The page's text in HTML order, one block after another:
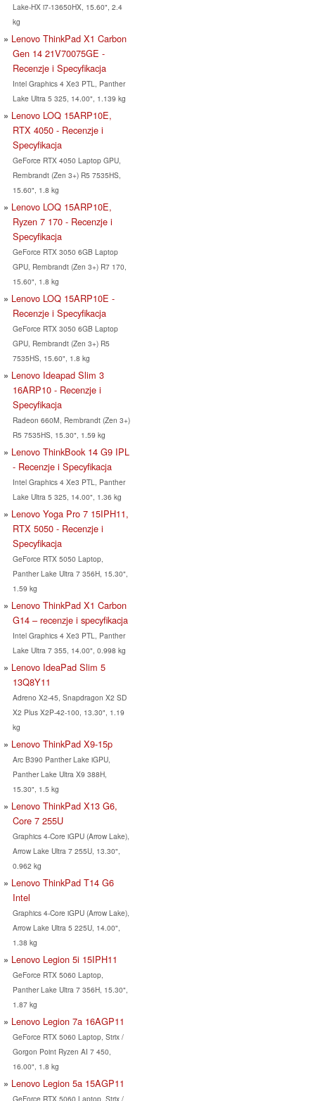
Lake-HX i7-13650HX, 15.60", 2.4
kg
Lenovo ThinkPad X1 Carbon
Gen 14 21V70075GE -
Recenzje i Specyfikacja
Intel Graphics 4 Xe3 PTL, Panther
Lake Ultra 5 325, 14.00", 1.139 kg
Lenovo LOQ 15ARP10E,
RTX 4050 - Recenzje i
Specyfikacja
GeForce RTX 4050 Laptop GPU,
Rembrandt (Zen 3+) R5 7535HS,
15.60", 1.8 kg
Lenovo LOQ 15ARP10E,
Ryzen 7 170 - Recenzje i
Specyfikacja
GeForce RTX 3050 6GB Laptop
GPU, Rembrandt (Zen 3+) R7 170,
15.60", 1.8 kg
Lenovo LOQ 15ARP10E -
Recenzje i Specyfikacja
GeForce RTX 3050 6GB Laptop
GPU, Rembrandt (Zen 3+) R5
7535HS, 15.60", 1.8 kg
Lenovo Ideapad Slim 3
16ARP10 - Recenzje i
Specyfikacja
Radeon 660M, Rembrandt (Zen 3+)
R5 7535HS, 15.30", 1.59 kg
Lenovo ThinkBook 14 G9 IPL
- Recenzje i Specyfikacja
Intel Graphics 4 Xe3 PTL, Panther
Lake Ultra 5 325, 14.00", 1.36 kg
Lenovo Yoga Pro 7 15IPH11,
RTX 5050 - Recenzje i
Specyfikacja
GeForce RTX 5050 Laptop,
Panther Lake Ultra 7 356H, 15.30",
1.59 kg
Lenovo ThinkPad X1 Carbon
G14 – recenzje i specyfikacja
Intel Graphics 4 Xe3 PTL, Panther
Lake Ultra 7 355, 14.00", 0.998 kg
Lenovo IdeaPad Slim 5
13Q8Y11
Adreno X2-45, Snapdragon X2 SD
X2 Plus X2P-42-100, 13.30", 1.19
kg
Lenovo ThinkPad X9-15p
Arc B390 Panther Lake iGPU,
Panther Lake Ultra X9 388H,
15.30", 1.5 kg
Lenovo ThinkPad X13 G6,
Core 7 255U
Graphics 4-Core iGPU (Arrow Lake),
Arrow Lake Ultra 7 255U, 13.30",
0.962 kg
Lenovo ThinkPad T14 G6
Intel
Graphics 4-Core iGPU (Arrow Lake),
Arrow Lake Ultra 5 225U, 14.00",
1.38 kg
Lenovo Legion 5i 15IPH11
GeForce RTX 5060 Laptop,
Panther Lake Ultra 7 356H, 15.30",
1.87 kg
Lenovo Legion 7a 16AGP11
GeForce RTX 5060 Laptop, Strix /
Gorgon Point Ryzen AI 7 450,
16.00", 1.8 kg
Lenovo Legion 5a 15AGP11
GeForce RTX 5060 Laptop, Strix /